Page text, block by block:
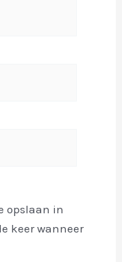
opslaan in
keer wanneer